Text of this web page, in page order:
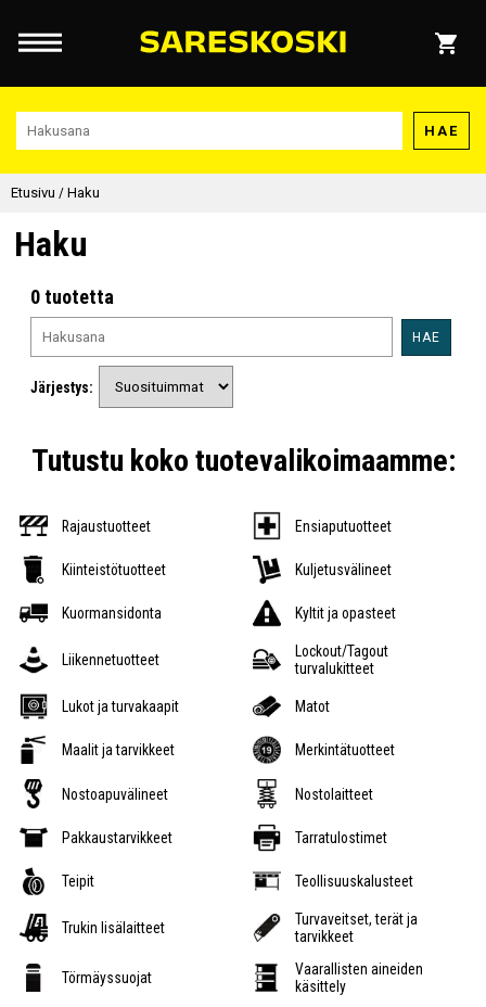
HAE
Etusivu / Haku
Haku
0 tuotetta
HAE
Järjestys:
Tutustu koko tuotevalikoimaamme:
Rajaustuotteet Ensiaputuotteet
Kiinteistötuotteet Kuljetusvälineet
Kuormansidonta Kyltit ja opasteet
Liikennetuotteet
Lockout/Tagout
turvalukitteet
Lukot ja turvakaapit Matot
Maalit ja tarvikkeet Merkintätuotteet
Nostoapuvälineet Nostolaitteet
Pakkaustarvikkeet Tarratulostimet
Teipit Teollisuuskalusteet
Trukin lisälaitteet
Turvaveitset, terät ja
tarvikkeet
Törmäyssuojat
Vaarallisten aineiden
käsittely